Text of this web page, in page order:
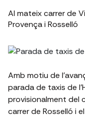
Al mateix carrer de
Provença i Rosselló
Amb motiu de
parada de taxis de
provisionalment del
carrer de Rosselló i